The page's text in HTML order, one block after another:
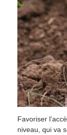
Favoriser
niveau, qui va